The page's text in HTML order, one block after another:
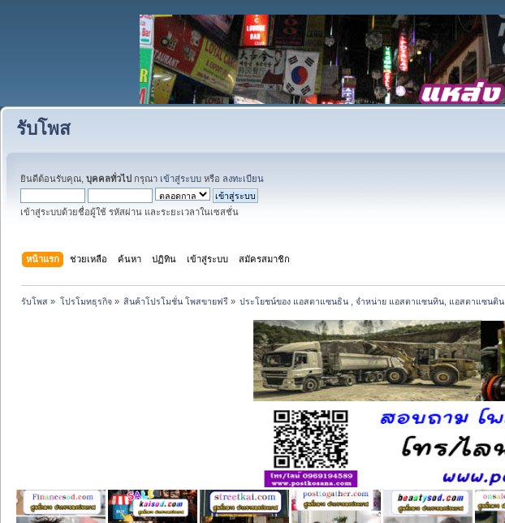
รับโพส
ยินดีต้อนรับคุณ, บุคคลทั่วไป กรุณา เข้าสู่ระบบ หรือ ลงทะเบียน
เข้าสู่ระบบด้วยชื่อผู้ใช้ รหัสผ่าน และระยะเวลาในเซสชั่น
หน้าแรก ช่วยเหลือ ค้นหา ปฏิทิน เข้าสู่ระบบ สมัครสมาชิก
รับโพส » โปรโมทธุรกิจ» สินค้าโปรโมชั่น โพสขายฟรี» ประโยชน์ของ แอสตาแซนธิน , จำหน่าย แอสตาแซนทิน, แอสตาแซนติน